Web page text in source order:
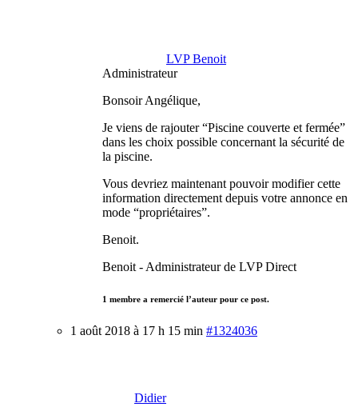
LVP Benoit
Administrateur
Bonsoir Angélique,
Je viens de rajouter “Piscine couverte et fermée”
dans les choix possible concernant la sécurité de
la piscine.
Vous devriez maintenant pouvoir modifier cette
information directement depuis votre annonce en
mode “propriétaires”.
Benoit.
Benoit - Administrateur de LVP Direct
1 membre a remercié l’auteur pour ce post.
1 août 2018 à 17 h 15 min #1324036
Didier